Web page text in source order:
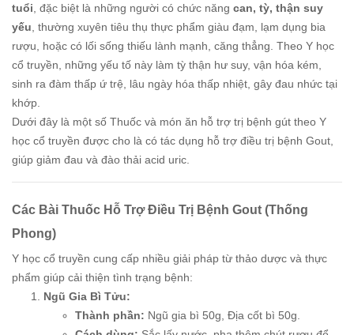
tuổi , đặc biệt là những người có chức năng can, tỳ, thận suy
yếu , thường xuyên tiêu thụ thực phẩm giàu đạm, lạm dụng bia
rượu, hoặc có lối sống thiếu lành mạnh, căng thẳng. Theo Y học
cổ truyền, những yếu tố này làm tỳ thận hư suy, vận hóa kém,
sinh ra đàm thấp ứ trệ, lâu ngày hóa thấp nhiệt, gây đau nhức tại
khớp.
Dưới đây là một số Thuốc và món ăn hỗ trợ trị bệnh gút theo Y
học cổ truyền được cho là có tác dụng hỗ trợ điều trị bệnh Gout,
giúp giảm đau và đào thải acid uric.
Các Bài Thuốc Hỗ Trợ Điều Trị Bệnh Gout (Thống
Phong)
Y học cổ truyền cung cấp nhiều giải pháp từ thảo dược và thực
phẩm giúp cải thiện tình trạng bệnh:
Ngũ Gia Bì Tửu:
Thành phần: Ngũ gia bì 50g, Địa cốt bì 50g.